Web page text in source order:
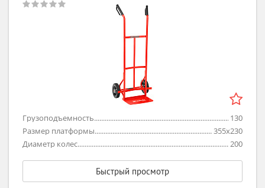
Грузоподъемность
130
Размер платформы
355х230
Диаметр колес
200
Быстрый просмотр